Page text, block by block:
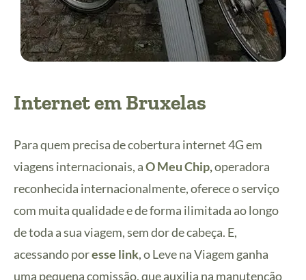
Internet em Bruxelas
Para quem precisa de cobertura internet 4G em
viagens internacionais, aO Meu Chip,operadora
reconhecida internacionalmente,oferece o serviço
com muita qualidade e de forma ilimitada ao longo
de toda a sua viagem, sem dor de cabeça. E,
acessando poresse link, o Leve na Viagem ganha
uma pequena comissão, que auxilia na manutenção